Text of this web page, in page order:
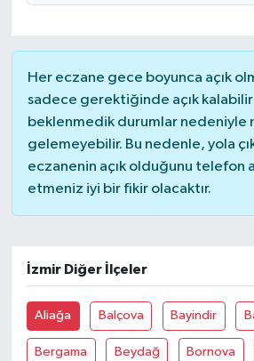
Her eczane gece boyunca açık
sadece gerektiğinde açık kalabilir
beklenmedik durumlar nedeniyle
gelemeyebilir. Bu nedenle, yola
eczanenin açık olduğunu telefon
etmeniz iyi bir fikir olacaktır.
İzmir Diğer İlçeler
Aliağa Balçova Bayindir
Bergama Beydağ Bornova
Bilim